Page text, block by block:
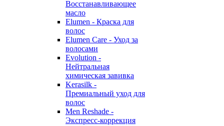
Восстанавливающее
масло
Elumen - Краска для
волос
Elumen Care - Уход за
волосами
Evolution -
Нейтральная
химическая завивка
Kerasilk -
Премиальный уход для
волос
Men Reshade -
Экспресс-коррекция